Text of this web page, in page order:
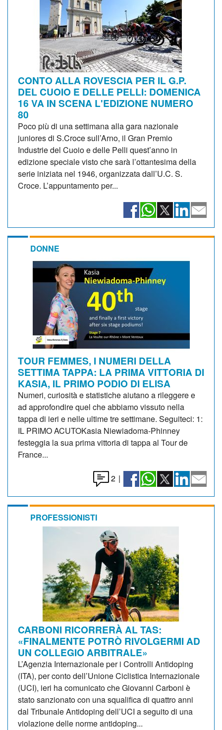
CONTO ALLA ROVESCIA PER IL G.P.
DEL CUOIO E DELLE PELLI: DOMENICA
16 VA IN SCENA L'EDIZIONE NUMERO
80
Poco più di una settimana alla gara nazionale
juniores di S.Croce sull’Arno, il Gran Premio
Industrie del Cuoio e delle Pelli quest’anno in
edizione speciale visto che sarà l’ottantesima della
serie iniziata nel 1946, organizzata dall’U.C. S.
Croce. L’appuntamento per...
DONNE
TOUR FEMMES, I NUMERI DELLA
SETTIMA TAPPA: LA PRIMA VITTORIA DI
KASIA, IL PRIMO PODIO DI ELISA
Numeri, curiosità e statistiche aiutano a rileggere e
ad approfondire quel che abbiamo vissuto nella
tappa di ieri e nelle ultime tre settimane. Seguiteci: 1:
IL PRIMO ACUTOKasia Niewiadoma-Phinney
festeggia la sua prima vittoria di tappa al Tour de
France...
2 |
PROFESSIONISTI
CARBONI RICORRERÀ AL TAS:
«FINALMENTE POTRÒ RIVOLGERMI AD
UN COLLEGIO ARBITRALE»
L’Agenzia Internazionale per i Controlli Antidoping
(ITA), per conto dell’Unione Ciclistica Internazionale
(UCI), ieri ha comunicato che Giovanni Carboni è
stato sanzionato con una squalifica di quattro anni
dal Tribunale Antidoping dell’UCI a seguito di una
violazione delle norme antidoping...